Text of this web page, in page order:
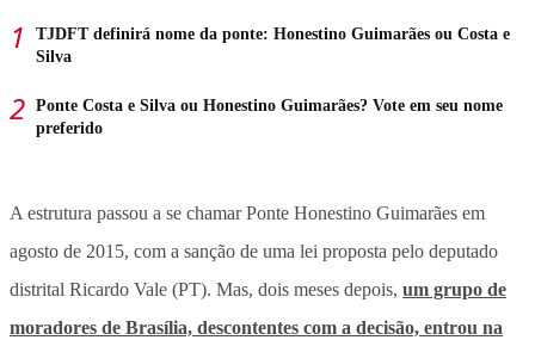
TJDFT definirá nome da ponte: Honestino Guimarães ou Costa e
Silva
Ponte Costa e Silva ou Honestino Guimarães? Vote em seu nome
preferido
A estrutura passou a se chamar Ponte Honestino Guimarães em
agosto de 2015, com a sanção de uma lei proposta pelo deputado
distrital Ricardo Vale (PT). Mas, dois meses depois, um grupo de
moradores de Brasília, descontentes com a decisão, entrou na